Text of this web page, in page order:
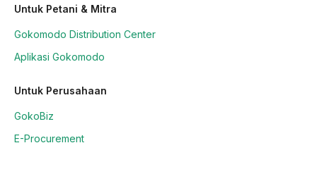
Untuk Petani & Mitra
Gokomodo Distribution Center
Aplikasi Gokomodo
Untuk Perusahaan
GokoBiz
E-Procurement